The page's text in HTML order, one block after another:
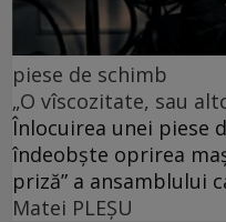
piese de schimb
„O vîscozitate, sau
Înlocuirea unei piese
îndeobște oprirea
priză” a ansamblului
Matei PLEŞU